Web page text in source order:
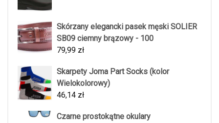
Skórzany elegancki pasek męski SOLIER
SB09 ciemny brązowy - 100
79,99 zł
Skarpety Joma Part Socks (kolor
Wielokolorowy)
46,14 zł
Czarne prostokątne okulary